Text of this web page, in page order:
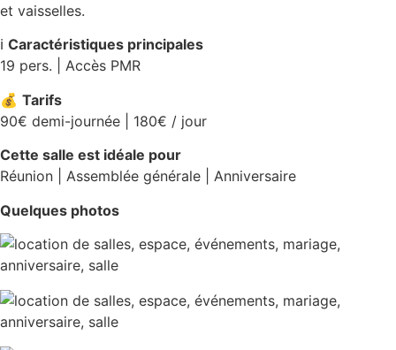
et vaisselles.
ℹ️ Caractéristiques principales
19 pers. | Accès PMR
💰 Tarifs
90€ demi-journée | 180€ / jour
Cette salle est idéale pour
Réunion | Assemblée générale | Anniversaire
Quelques photos